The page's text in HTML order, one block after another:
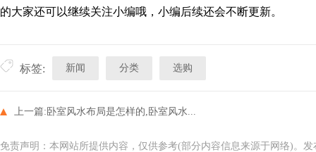
的大家还可以继续关注小编哦，小编后续还会不断更新。
标签: 新闻 分类 选购
上一篇: 卧室风水布局是怎样的,卧室风水...
免责声明：本网站所提供内容，仅供参考(部分内容信息来源于网络)。